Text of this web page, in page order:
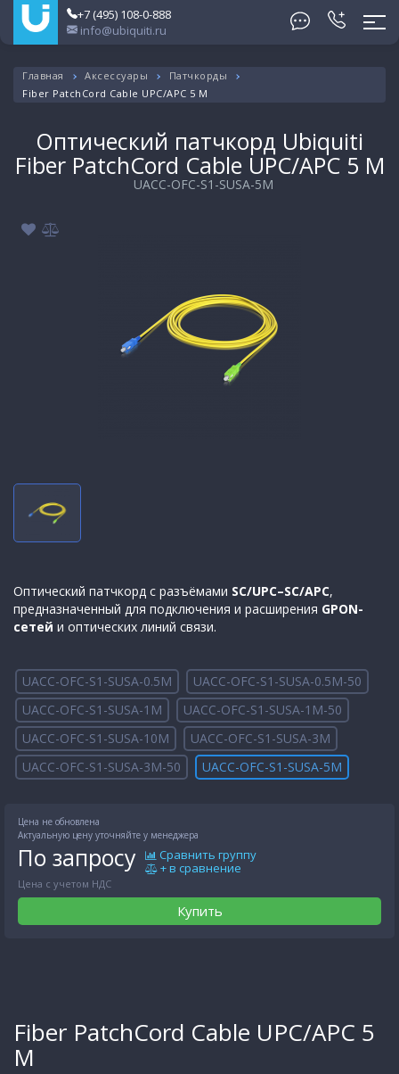
+7 (495) 108-0-888
info@ubiquiti.ru
Главная Аксессуары
Патчкорды
Fiber PatchCord Cable UPC/APC 5 М
Оптический патчкорд Ubiquiti
Fiber PatchCord Cable UPC/APC 5 М
UACC-OFC-S1-SUSA-5M
Оптический патчкорд с разъёмами SC/UPC–SC/APC,
предназначенный для подключения и расширения GPON-
сетей и оптических линий связи.
UACC-OFC-S1-SUSA-0.5M
UACC-OFC-S1-SUSA-0.5M-50
UACC-OFC-S1-SUSA-1M
UACC-OFC-S1-SUSA-1M-50
UACC-OFC-S1-SUSA-10M
UACC-OFC-S1-SUSA-3M
UACC-OFC-S1-SUSA-3M-50
UACC-OFC-S1-SUSA-5M
Цена не обновлена
Актуальную цену уточняйте у менеджера
По запросу
Цена с учетом НДС
Сравнить группу
+ в сравнение
Купить
Fiber PatchCord Cable UPC/APC 5
М